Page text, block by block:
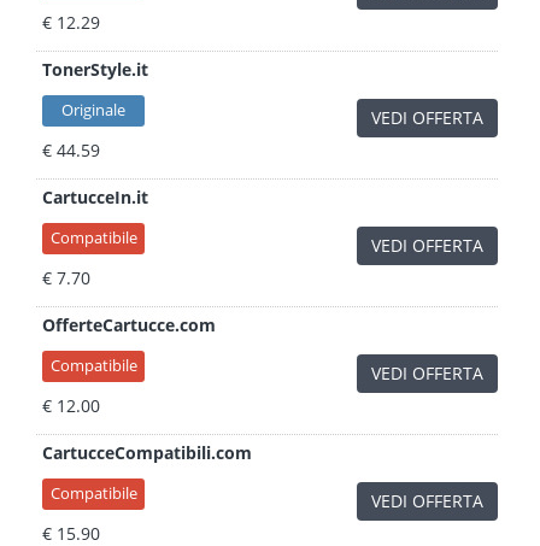
€ 12.29
TonerStyle.it
Originale
€ 44.59
VEDI OFFERTA
CartucceIn.it
Compatibile
€ 7.70
VEDI OFFERTA
OfferteCartucce.com
Compatibile
€ 12.00
VEDI OFFERTA
CartucceCompatibili.com
Compatibile
€ 15.90
VEDI OFFERTA